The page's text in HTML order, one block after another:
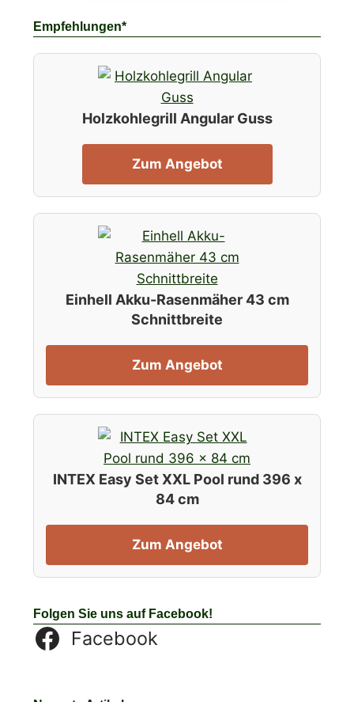
Empfehlungen*
Holzkohlegrill Angular Guss
Zum Angebot
Einhell Akku-Rasenmäher 43 cm
Schnittbreite
Zum Angebot
INTEX Easy Set XXL Pool rund 396 x
84 cm
Zum Angebot
Folgen Sie uns auf Facebook!
Facebook